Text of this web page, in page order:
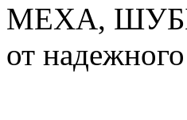
МЕХА,
от